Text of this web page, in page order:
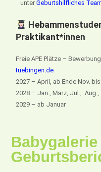
unterGeburtshilfliches
Praktikant*innen
Freie APE Plätze –
tuebingen.de
2027 – April, ab Ende Nov.
2028 – Jan., März, Jul., Aug.,
2029 – ab Januar
Babygalerie